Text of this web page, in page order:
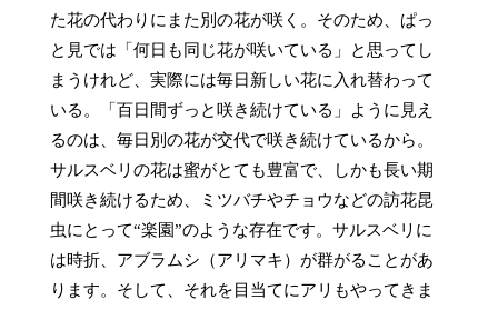
た花の代わりにまた別の花が咲く。そのため、ぱっ
と見では「何日も同じ花が咲いている」と思ってし
まうけれど、実際には毎日新しい花に入れ替わって
いる。「百日間ずっと咲き続けている」ように見え
るのは、毎日別の花が交代で咲き続けているから。
サルスベリの花は蜜がとても豊富で、しかも長い期
間咲き続けるため、ミツバチやチョウなどの訪花昆
虫にとって“楽園”のような存在です。サルスベリに
は時折、アブラムシ（アリマキ）が群がることがあ
ります。そして、それを目当てにアリもやってきま